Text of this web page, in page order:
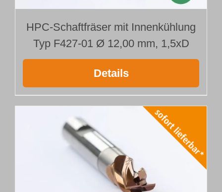
HPC-Schaftfräser mit Innenkühlung
Typ F427-01 Ø 12,00 mm, 1,5xD
Details